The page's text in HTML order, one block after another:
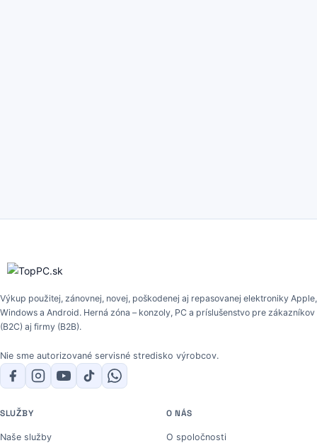
Výkup použitej, zánovnej, novej, poškodenej aj repasovanej elektroniky Apple,
Windows a Android. Herná zóna – konzoly, PC a príslušenstvo pre zákazníkov
(B2C) aj firmy (B2B).
Nie sme autorizované servisné stredisko výrobcov.
SLUŽBY
Naše služby
O NÁS
O spoločnosti